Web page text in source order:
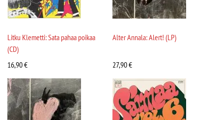
Litku Klemetti: Sata pahaa poikaa
(CD)
16,90€
Alter Annala: Alert! (LP)
27,90€